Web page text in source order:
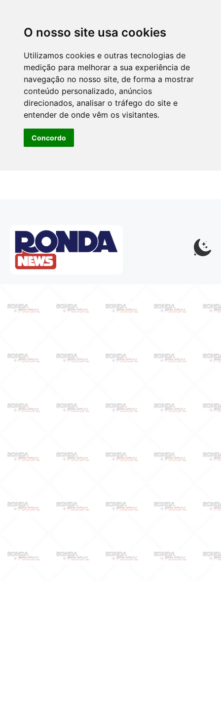
O nosso site usa cookies
Utilizamos cookies e outras tecnologias de
medição para melhorar a sua experiência de
navegação no nosso site, de forma a mostrar
conteúdo personalizado, anúncios
direcionados, analisar o tráfego do site e
entender de onde vêm os visitantes.
Concordo